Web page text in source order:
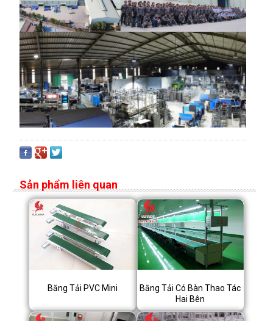
Sản phẩm liên quan
Băng Tải PVC Mini
Băng Tải Có Bàn Thao Tác
Hai Bên